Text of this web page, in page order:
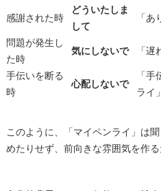
感謝された時
どういたしま
して
「
問題が発生し
た時
気にしないで
「
手伝いを断る
時
心配しないで
「
ライ」
このように、「マイペンライ」は
めたりせず、前向きな雰囲気を作る